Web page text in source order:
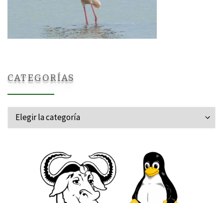
CATEGORÍAS
Categorías